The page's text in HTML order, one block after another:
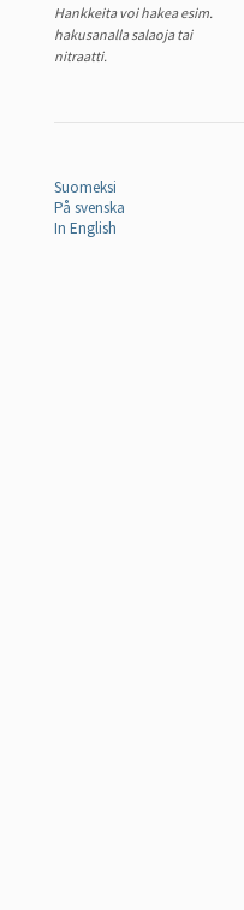
Hankkeita voi hakea esim.
hakusanalla salaoja tai
nitraatti.
Suomeksi
På svenska
In English